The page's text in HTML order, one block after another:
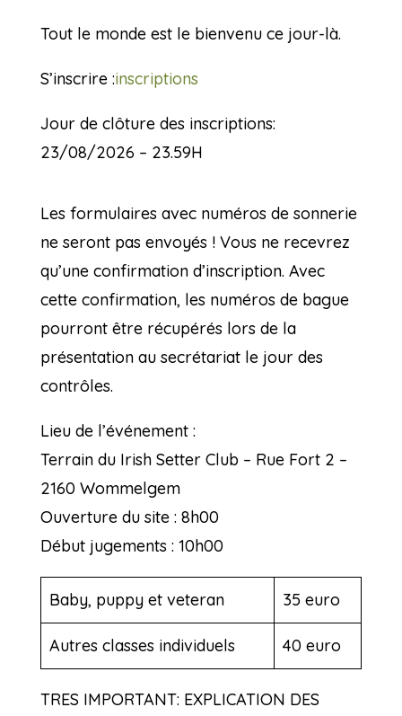
Tout le monde est le bienvenu ce jour-là.
S’inscrire :inscriptions
Jour de clôture des inscriptions:
23/08/2026 – 23.59H
Les formulaires avec numéros de sonnerie
ne seront pas envoyés ! Vous ne recevrez
qu’une confirmation d’inscription. Avec
cette confirmation, les numéros de bague
pourront être récupérés lors de la
présentation au secrétariat le jour des
contrôles.
Lieu de l’événement :
Terrain du Irish Setter Club – Rue Fort 2 –
2160 Wommelgem
Ouverture du site : 8h00
Début jugements : 10h00
Baby, puppy et veteran 35 euro
Autres classes individuels 40 euro
TRES IMPORTANT: EXPLICATION DES